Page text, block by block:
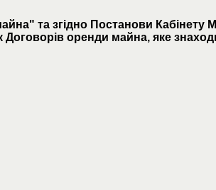
та згідно Постанови Кабінету
оренди майна, яке